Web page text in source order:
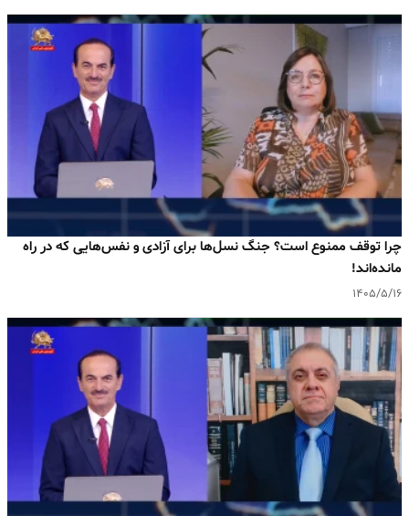
چرا توقف ممنوع است؟ جنگ نسل‌ها برای آزادی و نفس‌هایی که در راه
مانده‌اند!
۱۴۰۵/۵/۱۶